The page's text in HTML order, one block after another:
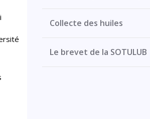
Collecte des huiles
Le brevet de la SOTULUB